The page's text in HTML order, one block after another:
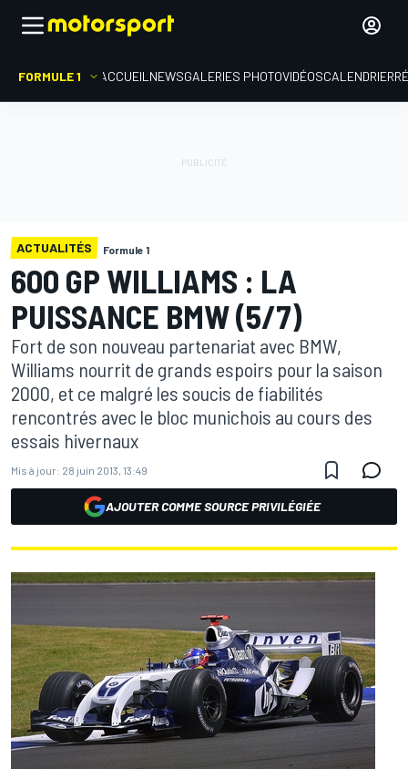
FORMULE 1 ACCUEIL NEWSGALERIES PHOTOVIDÉOSCALENDRIER
ACTUALITÉS Formule 1
600 GP WILLIAMS : LA
PUISSANCE BMW (5/7)
Fort de son nouveau partenariat avec BMW,
Williams nourrit de grands espoirs pour la saison
2000, et ce malgré les soucis de fiabilités
rencontrés avec le bloc munichois au cours des
essais hivernaux
Mis à jour: 28 juin 2013, 13:49
AJOUTER COMME SOURCE PRIVILÉGIÉE